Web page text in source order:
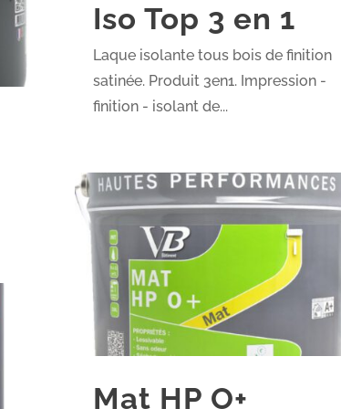
Iso Top 3 en 1
Laque isolante tous bois de finition
satinée. Produit 3en1. Impression -
finition - isolant de...
Mat HP O+